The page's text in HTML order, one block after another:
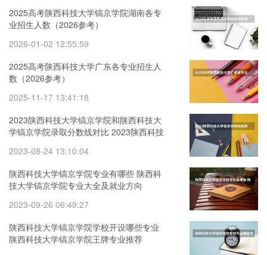
2025高考陕西科技大学镐京学院湖南各专
业招生人数（2026参考）
2026-01-02 12:55:59
2025高考陕西科技大学广东各专业招生人
数（2026参考）
2025-11-17 13:41:18
2023陕西科技大学镐京学院和陕西科技大
学镐京学院录取分数线对比 2023陕西科技
2023-08-24 13:10:04
陕西科技大学镐京学院专业有哪些 陕西科
技大学镐京学院专业大全及就业方向
2023-09-26 06:49:27
陕西科技大学镐京学院学校开设哪些专业
陕西科技大学镐京学院王牌专业推荐